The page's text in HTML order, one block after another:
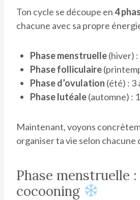
Ton cycle se découpe en4
chacune avec sa propre
Phase menstruelle(hiver) :
Phase folliculaire
Phase d’ovulation (été) : 3
Phase lutéale(automne) :
Maintenant, voyons
organiser ta vie selon chacune
Phase menstruelle :
cocooning